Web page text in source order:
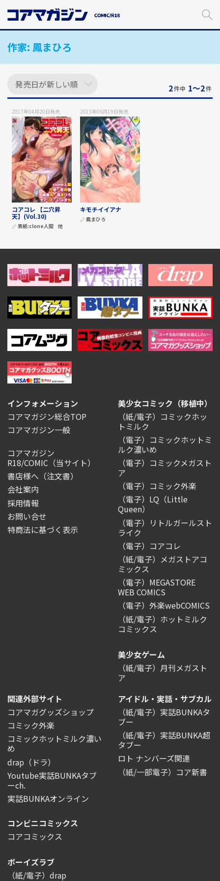
ン
作家: 鳳まひろ
2件中 1〜2件
2017年04月20日発売
コアコレ 【二穴昇
天】(Vol.30)
表紙:clone人間 他
2015年06月19日発売
キモチイイアナ
鳳まひろ
インフォメーション
コアマガジン総合TOP
コアマガジン一般
コアマガジン
R18/COMIC （当サイト）
書店様へ（注文書）
会社案内
採用情報
お問い合せ
特商法に基づく表示
美少女コミック（移植中）
（紙/電子）コミックホッ
トミルク
（電子）コミックホットミ
ルク濃いめ
（電子）コミックメガスト
ア
（電子）コミック外楽
（電子）LQ（Little
Queen）
（電子）リトルガールスト
ライク
（電子）コアコレ
（紙/電子）メガストアコ
ミックス
（電子）MEGASTORE
WEB COMICS
（電子）外楽webCOMICS
（紙/電子）ホットミルク
コミックス
美少女ゲーム
（紙/電子）月刊メガスト
ア
関連外部サイト
コアマガグッズショップ
コミック外楽
コミックホットミルク濃い
め
drap（ドラ）
Youtube実話BUNKAタブ
ーch.
実話BUNKAオンライン
アイドル・実話・サブカル
（紙/電子）実話BUNKAタ
ブー
（紙/電子）実話BUNKA超
タブー
ロト ナンバーズ関連
（紙/一部電子）コア新書
コンビニコミックス
コアコミックス
ボーイズラブ
（紙/電子）drap